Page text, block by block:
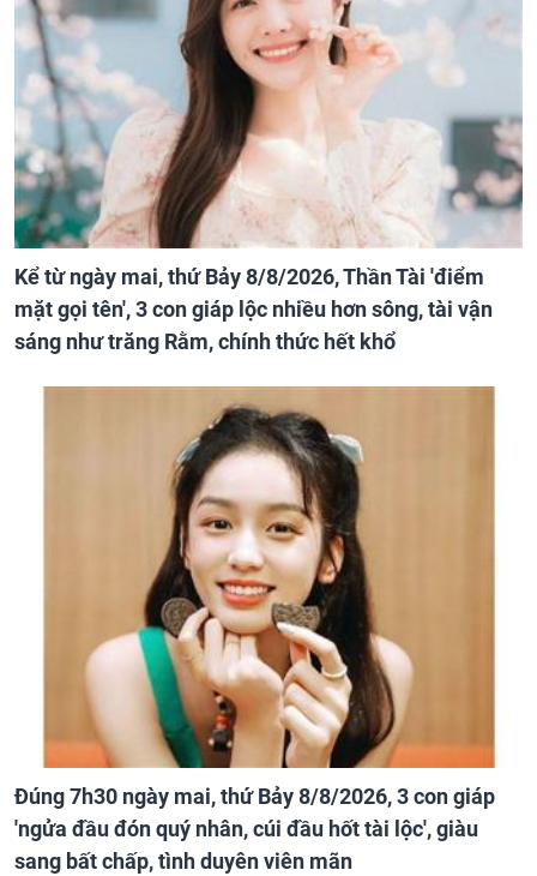
Kể từ ngày mai, thứ Bảy 8/8/2026, Thần Tài 'điểm
mặt gọi tên', 3 con giáp lộc nhiều hơn sông, tài vận
sáng như trăng Rằm, chính thức hết khổ
Đúng 7h30 ngày mai, thứ Bảy 8/8/2026, 3 con giáp
'ngửa đầu đón quý nhân, cúi đầu hốt tài lộc', giàu
sang bất chấp, tình duyên viên mãn